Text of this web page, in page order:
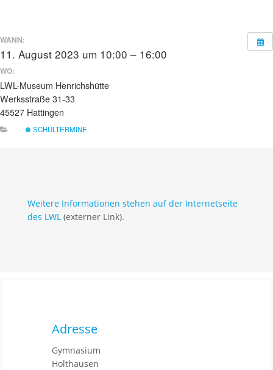
WANN:
11. August 2023 um 10:00 – 16:00
WO:
LWL-Museum Henrichshütte
Werksstraße 31-33
45527 Hattingen
SCHULTERMINE
Weitere Informationen stehen auf der Internetseite
des LWL (externer Link).
Adresse
Gymnasium
Holthausen